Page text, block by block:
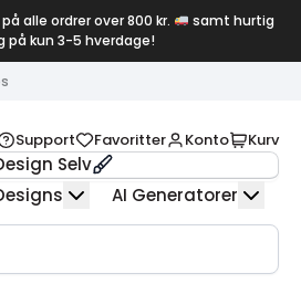
alle ordrer over 800 kr.
samt hurtig
på kun 3-5 hverdage!
Support Favoritter Konto Kurv
Selv
AI Generatorer